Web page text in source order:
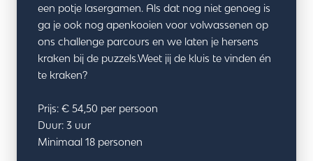
een potje lasergamen. Als dat nog niet genoeg is
ga je ook nog apenkooien voor volwassenen op
ons challenge parcours en we laten je hersens
kraken bij de puzzels.Weet jij de kluis te vinden én
te kraken?
Prijs: € 54,50 per persoon
Duur: 3 uur
Minimaal 18 personen